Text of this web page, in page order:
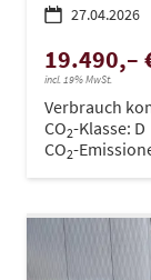
27.04.2026
19.490,–
incl. 19% MwSt.
Verbrauch
CO2-Klasse: D
CO2-